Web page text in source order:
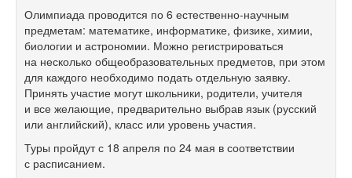
Олимпиада проводится по 6 естественно-научным
предметам: математике, информатике, физике, химии,
биологии и астрономии. Можно регистрироваться
на несколько общеобразовательных предметов, при этом
для каждого необходимо подать отдельную заявку.
Принять участие могут школьники, родители, учителя
и все желающие, предварительно выбрав язык (русский
или английский), класс или уровень участия.
Туры пройдут с 18 апреля по 24 мая в соответствии
с расписанием.